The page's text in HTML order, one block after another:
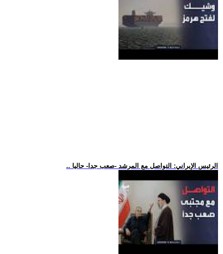
.. الرئيس الإيراني: التواصل مع المرشد -صعب جدا- حاليا